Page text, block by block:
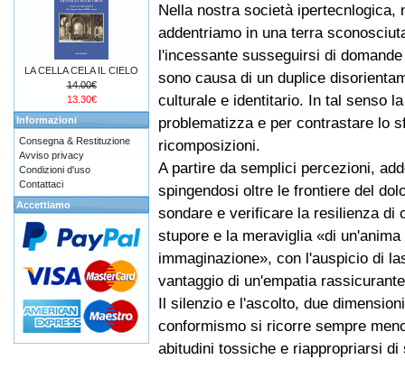
Nella nostra società ipertecnlogica,
addentriamo in una terra
l'incessante susseguirsi di
sono causa di un duplice
culturale e identitario. In tal senso
problematizza e per contrastare lo
ricomposizioni.
A partire da semplici percezioni,
spingendosi oltre le frontiere del
sondare e verificare la resilienza di
stupore e la meraviglia «di
immaginazione», con l'auspicio di
vantaggio di un'empatia
Il silenzio e l'ascolto, due
conformismo si ricorre sempre
abitudini tossiche e riappropriarsi di
LA CELLA CELA IL CIELO
14.00€
13.30€
Informazioni
Consegna & Restituzione
Avviso privacy
Condizioni d'uso
Contattaci
Accettiamo